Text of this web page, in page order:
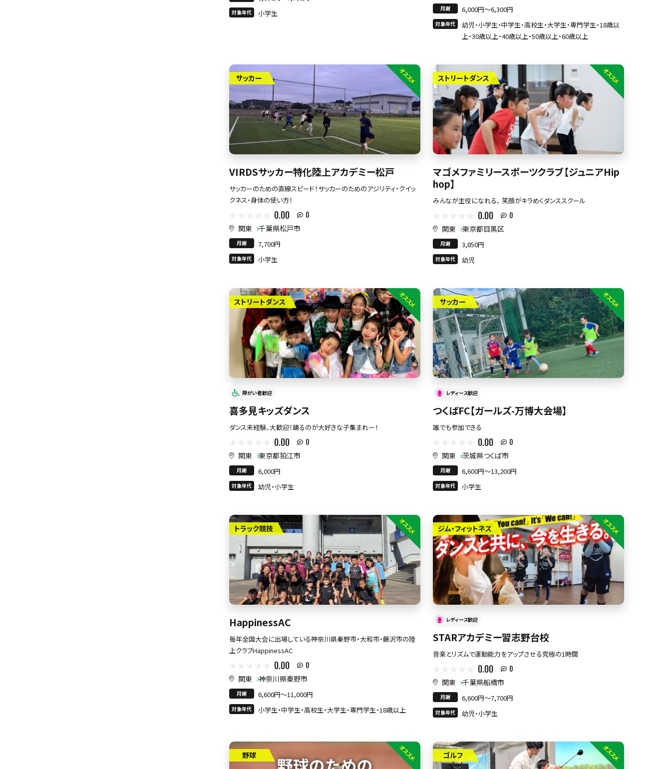
対象年代 小学生
月謝 6,000円〜6,300円
対象年代
幼児・小学生・中学生・高校生・大学生・専門学生・18歳以
上・30歳以上・40歳以上・50歳以上・60歳以上
サッカー オススメ
VIRDSサッカー特化陸上アカデミー松戸
サッカーのための直線スピード！サッカーのためのアジリティ・クイッ
クネス・身体の使い方！
0.00 0
関東 千葉県松戸市
月謝 7,700円
対象年代 小学生
ストリートダンス オススメ
マゴメファミリースポーツクラブ【ジュニアHip
hop】
みんなが主役になれる、 笑顔がキラめくダンススクール
0.00 0
関東 東京都目黒区
月謝 3,850円
対象年代 幼児
ストリートダンス オススメ
障がい者歓迎
喜多見キッズダンス
ダンス未経験、大歓迎！踊るのが大好きな子集まれー！
0.00 0
関東 東京都狛江市
月謝 6,000円
対象年代 幼児・小学生
サッカー オススメ
レディース歓迎
つくばFC【ガールズ-万博大会場】
誰でも参加できる
0.00 0
関東 茨城県つくば市
月謝 6,600円〜13,200円
対象年代 小学生
トラック競技 オススメ
HappinessAC
毎年全国大会に出場している神奈川県秦野市・大和市・藤沢市の陸
上クラブHappinessAC
0.00 0
関東 神奈川県秦野市
月謝 6,600円〜11,000円
対象年代 小学生・中学生・高校生・大学生・専門学生・18歳以上
ジム・フィットネス オススメ
レディース歓迎
STARアカデミー習志野台校
音楽とリズムで運動能力をアップさせる究極の1時間
0.00 0
関東 千葉県船橋市
月謝 6,600円〜7,700円
対象年代 幼児・小学生
野球 オススメ ゴルフ オススメ